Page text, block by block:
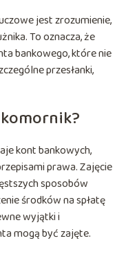
jest zrozumienie,
To oznacza, że
bankowego, które nie
przesłanki,
kont bankowych,
prawa. Zajęcie
sposobów
środków na spłatę
wyjątki i
mogą być zajęte.